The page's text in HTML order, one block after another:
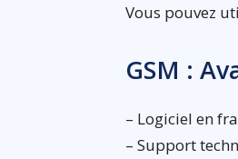
Vous pouvez
GSM :
– Logiciel en
– Support